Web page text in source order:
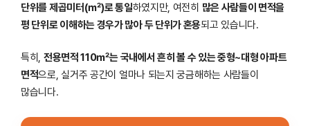
단위를 제곱미터(㎡)로 통일하였지만, 여전히 많은 사람들이 면적을
평 단위로 이해하는 경우가 많아 두 단위가 혼용되고 있습니다.
특히, 전용면적 110㎡는 국내에서 흔히 볼 수 있는 중형~대형 아파트
면적으로, 실거주 공간이 얼마나 되는지 궁금해하는 사람들이
많습니다.